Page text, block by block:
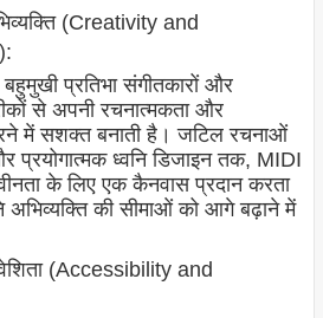
(Creativity and
प्रतिभा संगीतकारों और
से अपनी रचनात्मकता और
में सशक्त बनाती है। जटिल रचनाओं
प्रयोगात्मक ध्वनि डिजाइन तक, MIDI
के लिए एक कैनवास प्रदान करता
अभिव्यक्ति की सीमाओं को आगे बढ़ाने में
(Accessibility and